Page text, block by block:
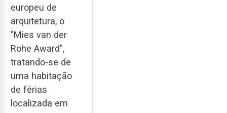
europeu de
arquitetura, o
"Mies van der
Rohe Award",
tratando-se de
uma habitação
de férias
localizada em